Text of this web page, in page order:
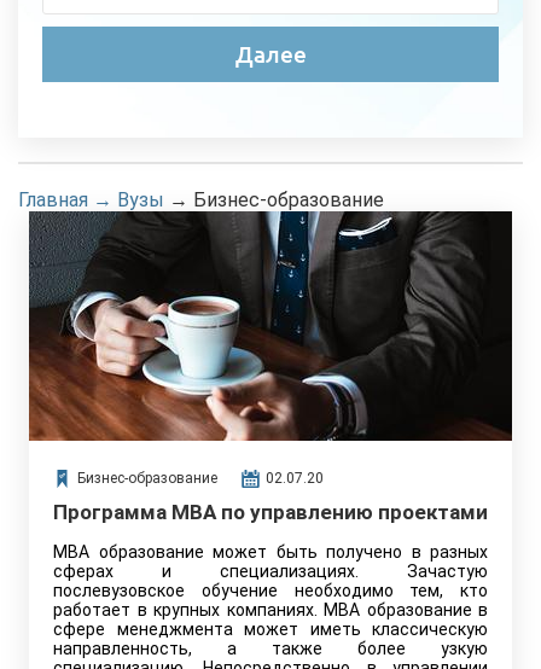
Главная → Вузы → Бизнес-образование
Бизнес-образование 02.07.20
Программа MBA по управлению проектами
MBA образование может быть получено в разных
сферах и специализациях. Зачастую
послевузовское обучение необходимо тем, кто
работает в крупных компаниях. MBA образование в
сфере менеджмента может иметь классическую
направленность, а также более узкую